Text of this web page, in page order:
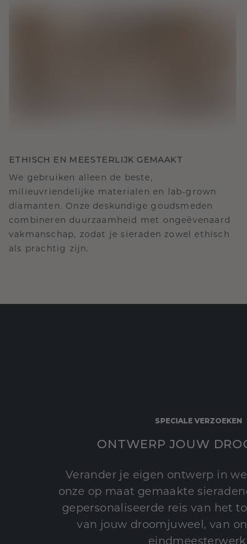
ETHISCH EN MEESTERLIJK GEMAAKT
We gebruiken alleen de beste,
milieuvriendelijke materialen en lab-grown
diamanten. Onze deskundige goudsmeden
combineren duurzaamheid met ongeëvenaard
vakmanschap, zodat je sieraden zowel ethisch
als prachtig zijn.
SPECIALE VERZOEKEN
ONTWERP JOUW
Verander je eigen ontwerp in
onze op maat gemaakte
gepersonaliseerde reis van het
van jouw droomjuweel, van